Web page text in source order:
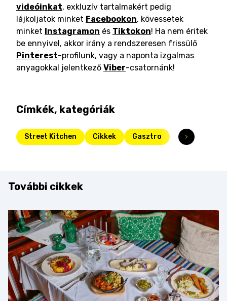
videóinkat, exkluzív tartalmakért pedig
lájkoljatok minket Facebookon, kövessetek
minket Instagramon és Tiktokon! Ha nem éritek
be ennyivel, akkor irány a rendszeresen frissülő
Pinterest-profilunk, vagy a naponta izgalmas
anyagokkal jelentkező Viber-csatornánk!
Címkék, kategóriák
Street Kitchen Cikkek Gasztro
További cikkek